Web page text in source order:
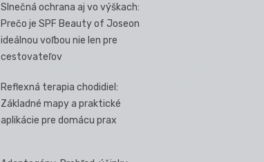
Slnečná ochrana aj vo výškach:
Prečo je SPF Beauty of Joseon
ideálnou voľbou nie len pre
cestovateľov
Reflexná terapia chodidiel:
Základné mapy a praktické
aplikácie pre domácu prax